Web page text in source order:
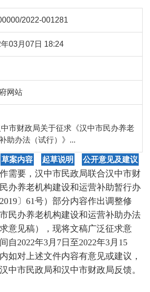
2022-001281
03月07日 18:24
网站
市财政局关于征求《汉中市民办养老
助办法（试行）》...
草案内容 起草说明 公开意见及建议
要，汉中市民政局联合汉中市财
办养老机构建设和运营补助暂行办
〕61号）部分内容作出调整修
民办养老机构建设和运营补助办法
意见稿），现将文稿广泛征求意
自2022年3月7日至2022年3月15
如对上述文件内容有意见或建议，
中市民政局和汉中市财政局反馈。